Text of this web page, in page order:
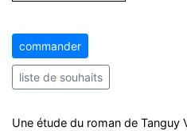
commander
liste de souhaits
Une étude du roman de Tanguy